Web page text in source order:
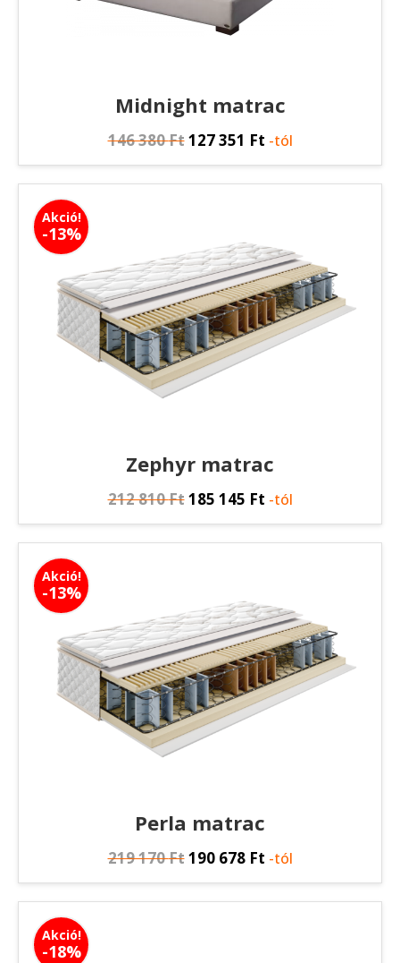
Midnight matrac
146 380Ft127 351 Ft -tól
Akció!
-13%
Zephyr matrac
212 810Ft185 145 Ft -tól
Akció!
-13%
Perla matrac
219 170Ft190 678 Ft -tól
Akció!
-18%